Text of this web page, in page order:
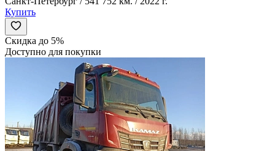
Купить
Скидка до 5%
Доступно для покупки